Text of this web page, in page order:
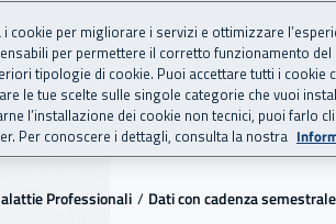
Istituto OPENDATA
principale
Data INAIL
trovi in:
Professionali Dati con cadenza semestrale
cookie per migliorare i servizi e ottimizzare
per permettere il corretto funzionamento
tipologie di cookie. Puoi accettare tutti i cookie
le tue scelte sulle singole categorie che vuoi
l’installazione dei cookie non tecnici, puoi farlo
Per conoscere i dettagli, consulta la nostra